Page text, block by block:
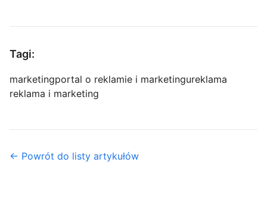
Tagi:
marketingportal o reklamie i marketingureklama
reklama i marketing
← Powrót do listy artykułów